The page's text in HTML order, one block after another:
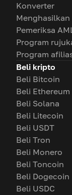
Konverter
Menghasilkan
Pemeriksa
Program
Program
Beli kripto
Beli Bitcoin
Beli Ethereum
Beli Solana
Beli Litecoin
Beli USDT
Beli Tron
Beli Monero
Beli Toncoin
Beli Dogecoin
Beli USDC